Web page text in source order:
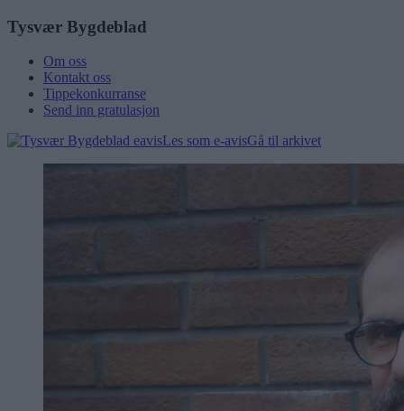
Tysvær Bygdeblad
Om oss
Kontakt oss
Tippekonkurranse
Send inn gratulasjon
Les som e-avisGå til arkivet